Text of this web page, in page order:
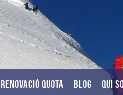
RENOVACIÓ QUOTA BLOG QUI